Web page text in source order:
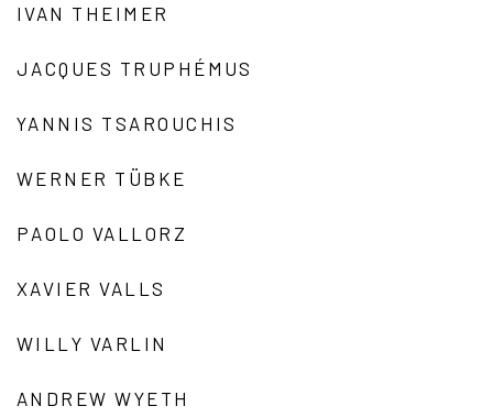
IVAN THEIMER
JACQUES TRUPHÉMUS
YANNIS TSAROUCHIS
WERNER TÜBKE
PAOLO VALLORZ
XAVIER VALLS
WILLY VARLIN
ANDREW WYETH